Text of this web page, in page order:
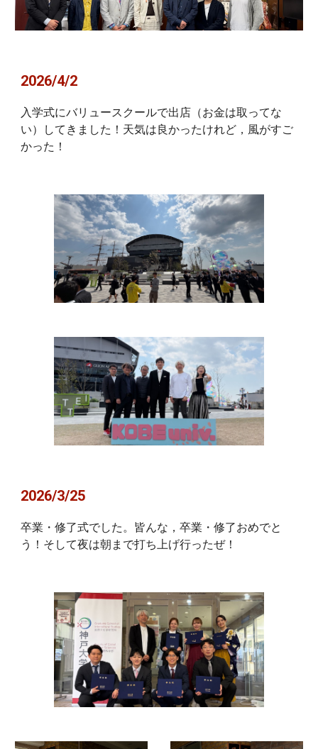
2026/4/2
入学式にバリュースクールで出店（お金は取ってな
い）してきました！天気は良かったけれど，風がすご
かった！
2026/3/25
卒業・修了式でした。皆んな，卒業・修了おめでと
う！そして夜は朝まで打ち上げ行ったぜ！